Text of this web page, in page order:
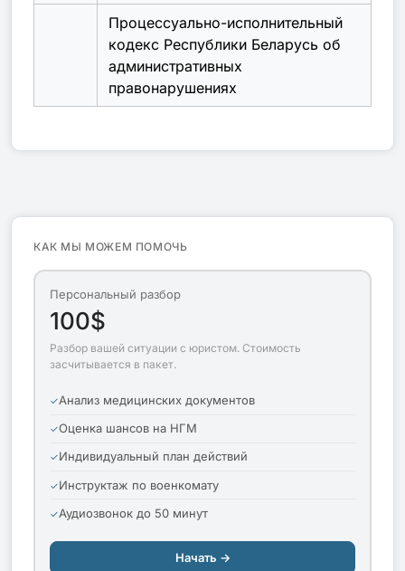
Процессуально-исполнительный
кодекс Республики Беларусь об
административных
правонарушениях
КАК МЫ МОЖЕМ ПОМОЧЬ
Персональный разбор
100$
Разбор вашей ситуации с юристом. Стоимость
засчитывается в пакет.
Анализ медицинских документов
Оценка шансов на НГМ
Индивидуальный план действий
Инструктаж по военкомату
Аудиозвонок до 50 минут
Начать →